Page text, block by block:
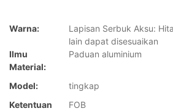
Warna:
Lapisan Serbuk Aksu:
lain dapat disesuaikan
Ilmu
Material:
Paduan aluminium
Model:
tingkap
Ketentuan
FOB